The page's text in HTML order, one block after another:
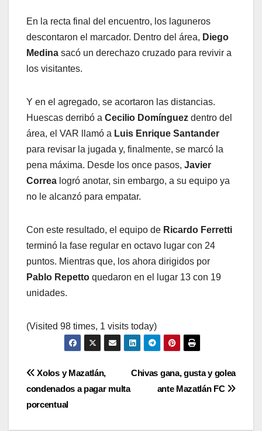
En la recta final del encuentro, los laguneros
descontaron el marcador. Dentro del área, Diego
Medina sacó un derechazo cruzado para revivir a
los visitantes.
Y en el agregado, se acortaron las distancias.
Huescas derribó a Cecilio Domínguez dentro del
área, el VAR llamó a Luis Enrique Santander
para revisar la jugada y, finalmente, se marcó la
pena máxima. Desde los once pasos, Javier
Correa logró anotar, sin embargo, a su equipo ya
no le alcanzó para empatar.
Con este resultado, el equipo de Ricardo Ferretti
terminó la fase regular en octavo lugar con 24
puntos. Mientras que, los ahora dirigidos por
Pablo Repetto quedaron en el lugar 13 con 19
unidades.
(Visited 98 times, 1 visits today)
Navegación
de
entradas
Chivas gana, gusta y golea
ante Mazatlán FC
Xolos y Mazatlán,
condenados a pagar multa
porcentual